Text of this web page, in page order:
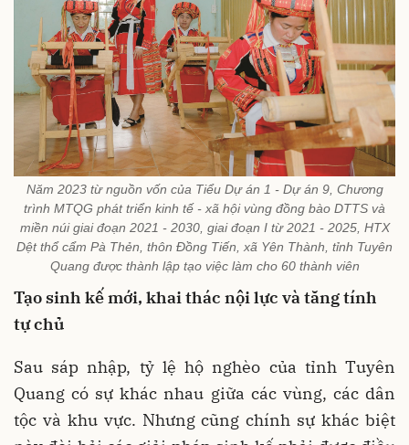
Năm 2023 từ nguồn vốn của Tiểu Dự án 1 - Dự án 9, Chương
trình MTQG phát triển kinh tế - xã hội vùng đồng bào DTTS và
miền núi giai đoạn 2021 - 2030, giai đoạn I từ 2021 - 2025, HTX
Dệt thổ cẩm Pà Thẻn, thôn Đồng Tiến, xã Yên Thành, tỉnh Tuyên
Quang được thành lập tạo việc làm cho 60 thành viên
Tạo sinh kế mới, khai thác nội lực và tăng tính
tự chủ
Sau sáp nhập, tỷ lệ hộ nghèo của tỉnh Tuyên
Quang có sự khác nhau giữa các vùng, các dân
tộc và khu vực. Nhưng cũng chính sự khác biệt